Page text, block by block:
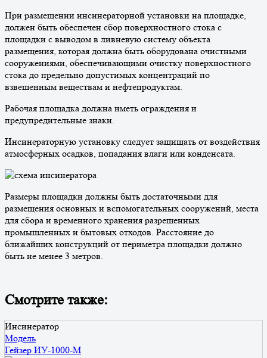
При размещении инсинераторной установки на площадке,
должен быть обеспечен сбор поверхностного стока с
площадки с выводом в ливневую систему объекта
размещения, которая должна быть оборудована очистными
сооружениями, обеспечивающими очистку поверхностного
стока до предельно допустимых концентраций по
взвешенным веществам и нефтепродуктам.
Рабочая площадка должна иметь ограждения и
предупредительные знаки.
Инсинераторную установку следует защищать от воздействия
атмосферных осадков, попадания влаги или конденсата.
Размеры площадки должны быть достаточными для
размещения основных и вспомогательных сооружений, места
для сбора и временного хранения разрешенных
промышленных и бытовых отходов. Расстояние до
ближайших конструкций от периметра площадки должно
быть не менее 3 метров.
Смотрите также:
Инсинератор
Модель
Гейзер ИУ-1000-М